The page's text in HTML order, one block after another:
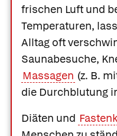
frischen Luft und
Temperaturen,
Alltag oft
Saunabesuche,
Massagen (z. B.
die Durchblutung
Diäten und